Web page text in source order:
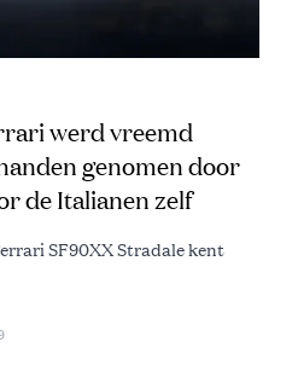
werd vreemd
genomen door
de Italianen zelf
SF90XX Stradale kent